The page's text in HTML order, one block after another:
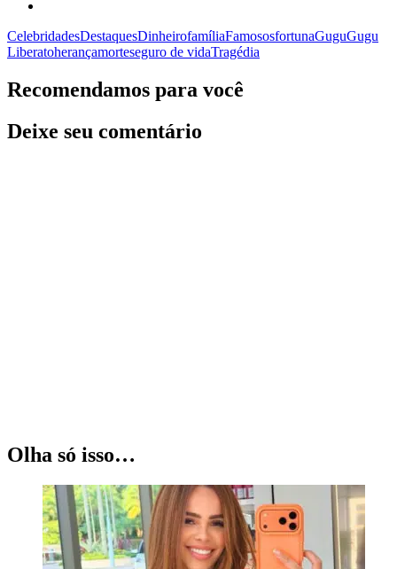
CelebridadesDestaquesDinheirofamíliaFamososfortunaGuguGugu
Liberatoherançamorteseguro de vidaTragédia
Recomendamos para você
Deixe seu comentário
Olha só isso…